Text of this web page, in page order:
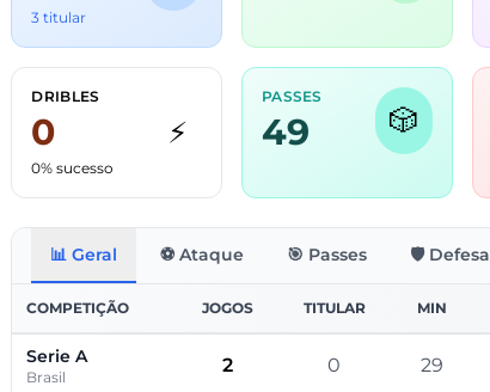
3 titular
DRIBLES
0
0% sucesso
⚡
PASSES
49 🎲
📊 Geral ⚽ Ataque 🎯 Passes 🛡️ Defesa
COMPETIÇÃO JOGOS TITULAR MIN
Serie A
Brasil
2 0 29